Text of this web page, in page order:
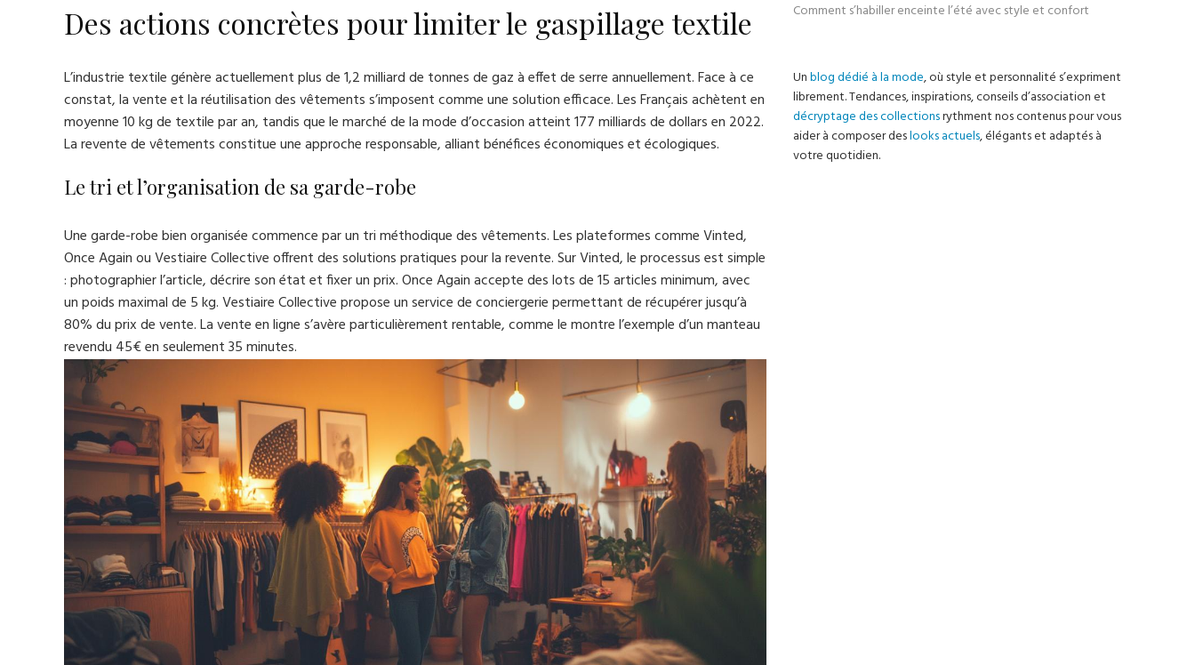
Des actions concrètes pour limiter le gaspillage textile
L’industrie textile génère actuellement plus de 1,2 milliard de tonnes de gaz à effet de serre annuellement. Face à ce
constat, la vente et la réutilisation des vêtements s’imposent comme une solution efficace. Les Français achètent en
moyenne 10 kg de textile par an, tandis que le marché de la mode d’occasion atteint 177 milliards de dollars en 2022.
La revente de vêtements constitue une approche responsable, alliant bénéfices économiques et écologiques.
Le tri et l’organisation de sa garde-robe
Une garde-robe bien organisée commence par un tri méthodique des vêtements. Les plateformes comme Vinted,
Once Again ou Vestiaire Collective offrent des solutions pratiques pour la revente. Sur Vinted, le processus est simple
: photographier l’article, décrire son état et fixer un prix. Once Again accepte des lots de 15 articles minimum, avec
un poids maximal de 5 kg. Vestiaire Collective propose un service de conciergerie permettant de récupérer jusqu’à
80% du prix de vente. La vente en ligne s’avère particulièrement rentable, comme le montre l’exemple d’un manteau
revendu 45€ en seulement 35 minutes.
Comment s’habiller enceinte l’été avec style et confort
Unblog dédié à la mode, où style et personnalité s’expriment
librement. Tendances, inspirations, conseils d’association et
décryptage des collectionsrythment nos contenus pour vous
aider à composer deslooks actuels, élégants et adaptés à
votre quotidien.